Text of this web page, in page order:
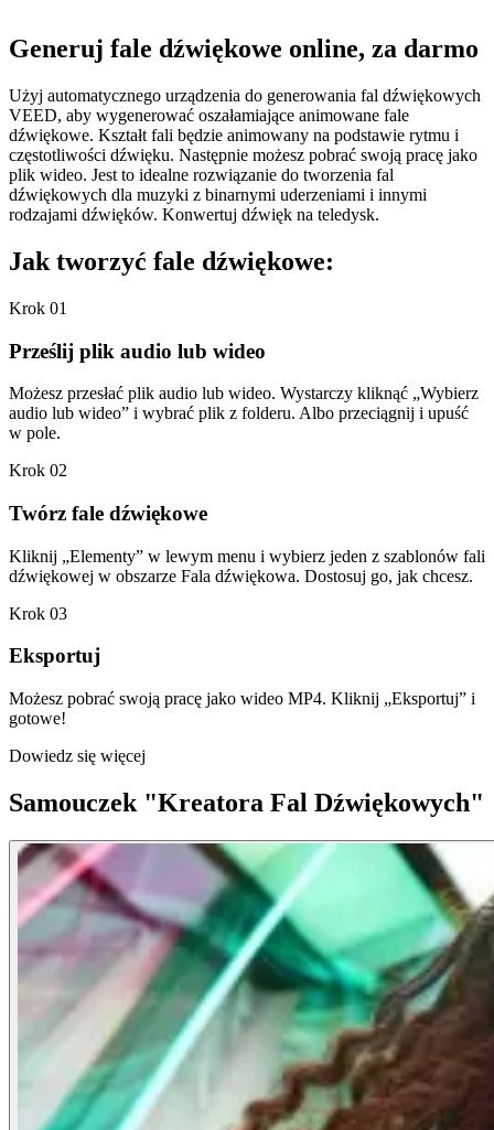
Generuj fale dźwiękowe online, za darmo
Użyj automatycznego urządzenia do generowania fal dźwiękowych
VEED, aby wygenerować oszałamiające animowane fale
dźwiękowe. Kształt fali będzie animowany na podstawie rytmu i
częstotliwości dźwięku. Następnie możesz pobrać swoją pracę jako
plik wideo. Jest to idealne rozwiązanie do tworzenia fal
dźwiękowych dla muzyki z binarnymi uderzeniami i innymi
rodzajami dźwięków. Konwertuj dźwięk na teledysk.
Jak tworzyć fale dźwiękowe:
Krok 01
Prześlij plik audio lub wideo
Możesz przesłać plik audio lub wideo. Wystarczy kliknąć „Wybierz
audio lub wideo” i wybrać plik z folderu. Albo przeciągnij i upuść
w pole.
Krok 02
Twórz fale dźwiękowe
Kliknij „Elementy” w lewym menu i wybierz jeden z szablonów fali
dźwiękowej w obszarze Fala dźwiękowa. Dostosuj go, jak chcesz.
Krok 03
Eksportuj
Możesz pobrać swoją pracę jako wideo MP4. Kliknij „Eksportuj” i
gotowe!
Dowiedz się więcej
Samouczek "Kreatora Fal Dźwiękowych"